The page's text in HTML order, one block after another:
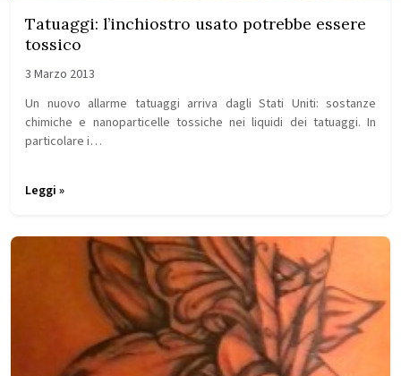
Tatuaggi: l’inchiostro usato potrebbe essere
tossico
3 Marzo 2013
Un nuovo allarme tatuaggi arriva dagli Stati Uniti: sostanze
chimiche e nanoparticelle tossiche nei liquidi dei tatuaggi. In
particolare i…
Leggi »